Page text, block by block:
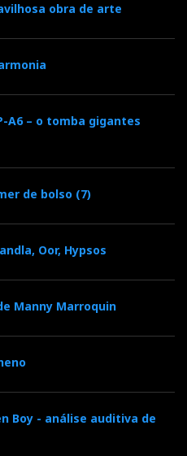
obra de arte
A6 – o tomba gigantes
de bolso (7)
Oor, Hypsos
Manny Marroquin
Boy - análise auditiva de